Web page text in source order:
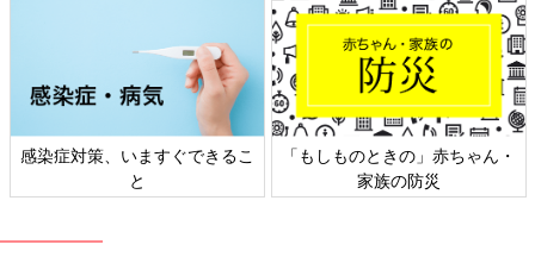
ちゃん・
日本外来小児科学会リーフレッ
六星占術 細木かおり